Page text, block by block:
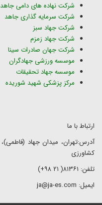
شرکت نهاده های دامی جاهد
شرکت سرمایه گذاری جاهد
شرکت جهاد سبز
شرکت جهاد زمزم
شرکت جهان صادرات سینا
موسسه ورزشی جهادگران
موسسه جهاد تحقیقات
مرکز پزشکی شهید شوریده
ارتباط با ما
کشاورزی
تلفن: ۸۱۳۶۱( ۲۱ ۹۸+)
ایمیل: ja@ja-es.com